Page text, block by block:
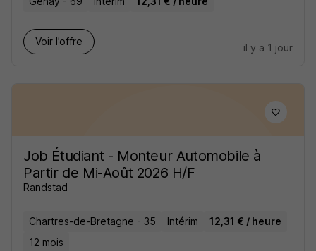
Voir l’offre
il y a 1 jour
Job Étudiant - Monteur Automobile à
Partir de Mi-Août 2026 H/F
Randstad
Chartres-de-Bretagne - 35 Intérim
12,31 € / heure
12 mois